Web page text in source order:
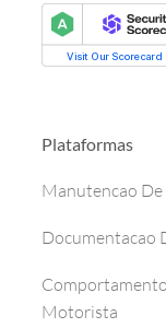
Plataformas
Manutencao
Documentacao
Motorista